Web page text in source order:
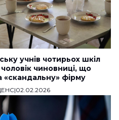
учнів чотирьох шкіл
чиновниці, що
«скандальну» фірму
|02.02.2026